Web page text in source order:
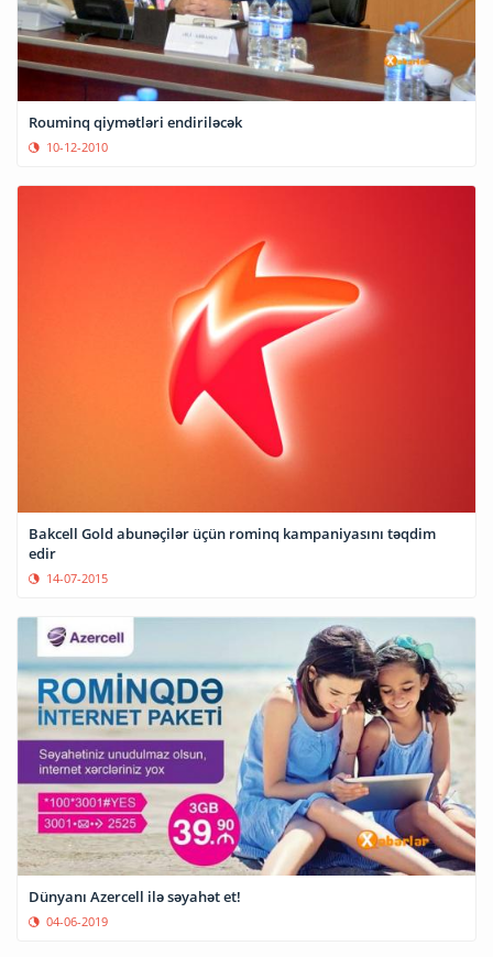
Rouminq qiymətləri endiriləcək
10-12-2010
Bakcell Gold abunəçilər üçün rominq kampaniyasını təqdim
edir
14-07-2015
Dünyanı Azercell ilə səyahət et!
04-06-2019